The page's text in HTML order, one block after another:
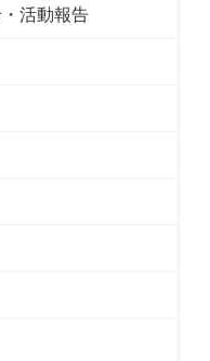
活動報告